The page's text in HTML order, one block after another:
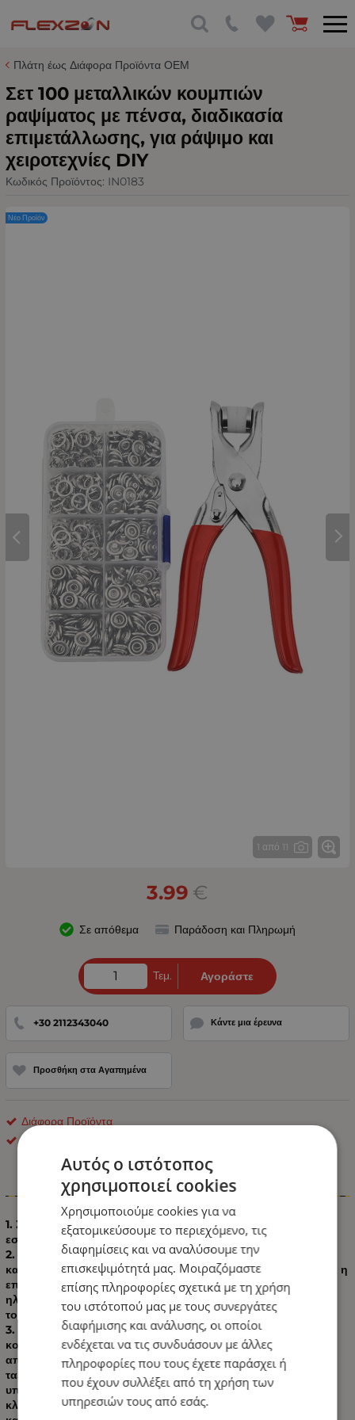
Πλάτη έως Διάφορα Προϊόντα ΟΕΜ
Σετ 100 μεταλλικών κουμπιών
ραψίματος με πένσα, διαδικασία
επιμετάλλωσης, για ράψιμο και
χειροτεχνίες DIY
Κωδικός Προϊόντος: IN0183
1 από 11
Νέο Προϊόν
3.99 €
Σε απόθεμα Παράδοση και Πληρωμή
Τεμ. Αγοράστε
+30 2112343040 Κάντε μια έρευνα
Προσθήκη στα Αγαπημένα
Διάφορα Προϊόντα
ΟΕΜ
Πληροφορίες
1. Σετ 100 τεμαχίων (κοίλος δακτύλιος, εξωτερικός δακτύλιος,
εσωτερικός δακτύλιος) και κλιπ.
2.
ΥΛΙΚΟ ΥΨΗΛΗΣ ΠΟΙΟΤΗΤΑΣ Τα κλιπ και η πένσα είναι
κατασκευασμένα από ανοξείδωτο χάλυβα υψηλής ποιότητας, η
επιφάνεια των κλιπ έχει υποστεί επεξεργασία με
ηλεκτρολυτική επιμετάλλωση χωρίς νικέλιο, η οποία είναι μη
τοξική, άοσμη και ανθεκτική.
3. Εύκολη αποθήκευση: Η πένσα κουμπιών συνοδεύεται από
κουτί αποθήκευσης, μπορείτε να ταξινομήσετε και να
αποθηκεύσετε τα κουμπιά στο κουτί, είναι πολύ βολικό να τα
ταξινομήσετε και να τα πάρετε όταν το χρησιμοποιείτε,
υπάρχει κλειδαριά στην πένσα κουμπιών, μπορείτε να την
κλειδώσετε όταν δεν χρησιμοποιείται, η αποθήκευση δεν
Αυτός ο ιστότοπος
χρησιμοποιεί cookies
Χρησιμοποιούμε cookies για να
εξατομικεύσουμε το περιεχόμενο, τις
διαφημίσεις και να αναλύσουμε την
επισκεψιμότητά μας. Μοιραζόμαστε
επίσης πληροφορίες σχετικά με τη χρήση
του ιστότοπού μας με τους συνεργάτες
διαφήμισης και ανάλυσης, οι οποίοι
ενδέχεται να τις συνδυάσουν με άλλες
πληροφορίες που τους έχετε παράσχει ή
που έχουν συλλέξει από τη χρήση των
υπηρεσιών τους από εσάς.